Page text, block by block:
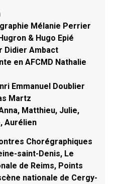
Mélanie Perrier
& Hugo Epié
Didier Ambact
en AFCMD Nathalie
Emmanuel Doublier
Martz
Matthieu, Julie,
Aurélien
Chorégraphiques
saint-Denis, Le
de Reims, Points
nationale de Cergy-